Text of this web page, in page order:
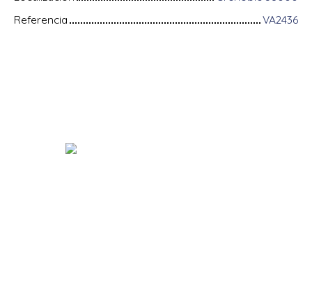
Referencia
VA2436